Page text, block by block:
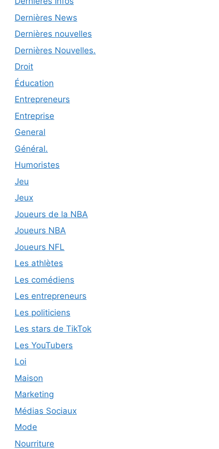
Dernières News
Dernières nouvelles
Dernières Nouvelles.
Droit
Éducation
Entrepreneurs
Entreprise
General
Général.
Humoristes
Jeu
Jeux
Joueurs de la NBA
Joueurs NBA
Joueurs NFL
Les athlètes
Les comédiens
Les entrepreneurs
Les politiciens
Les stars de TikTok
Les YouTubers
Loi
Maison
Marketing
Médias Sociaux
Mode
Nourriture